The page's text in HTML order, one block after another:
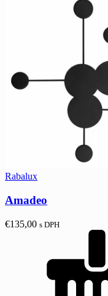
Rabalux
Amadeo
€135,00 s DPH